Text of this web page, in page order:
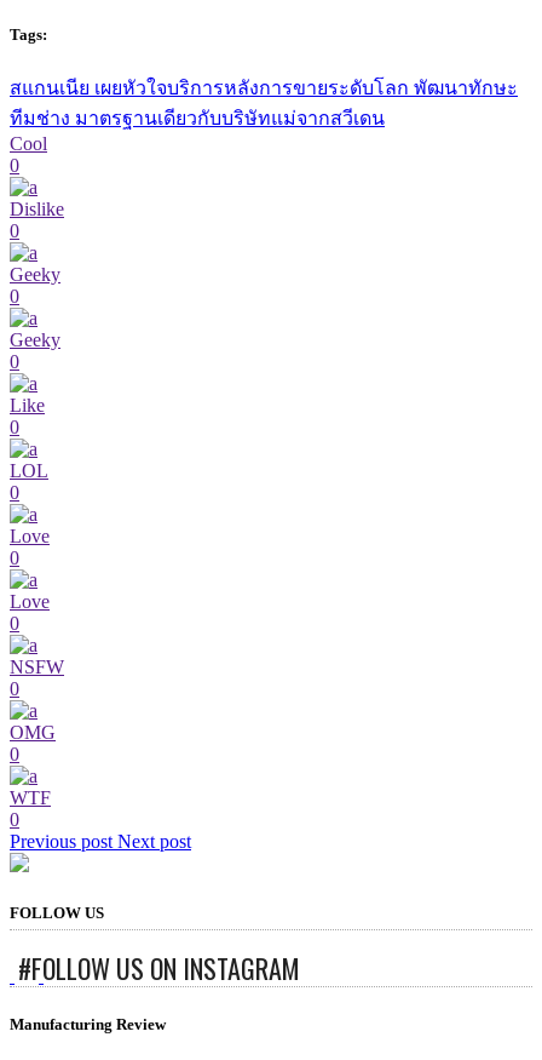
Tags:
สแกนเนีย เผยหัวใจบริการหลังการขายระดับโลก พัฒนาทักษะ
ทีมช่าง มาตรฐานเดียวกับบริษัทแม่จากสวีเดน
Cool
0
Dislike
0
Geeky
0
Geeky
0
Like
0
LOL
0
Love
0
Love
0
NSFW
0
OMG
0
WTF
0
Previous post Next post
FOLLOW US
#FOLLOW US ON INSTAGRAM
Manufacturing Review